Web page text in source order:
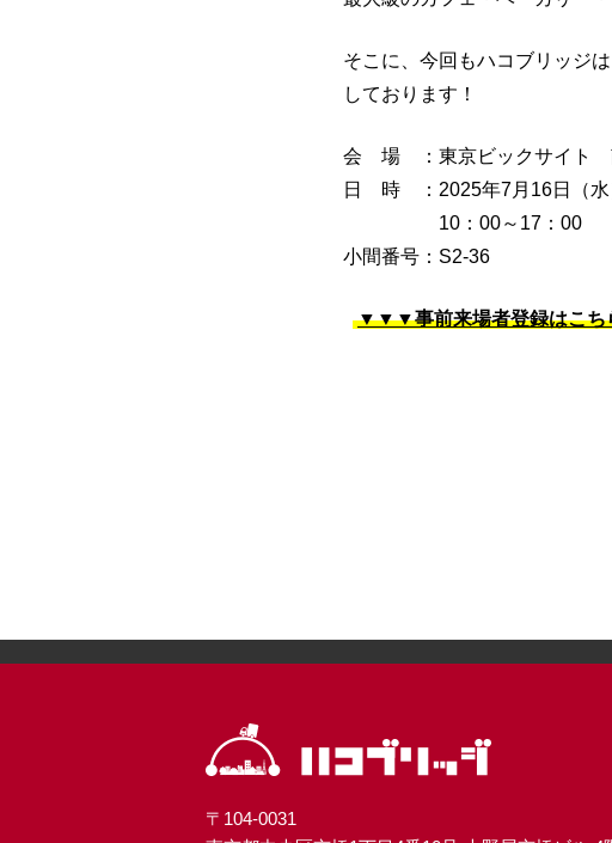
そこに、今回もハコブリッジ
しております！
会 場 ：東京ビックサイト
日 時 ：2025年7月16日（水
10：00～17：00
小間番号：S2-36
▼▼▼事前来場者登録はこ
〒104-0031